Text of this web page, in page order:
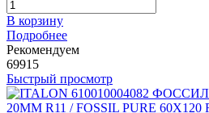
В корзину
Подробнее
Рекомендуем
69915
Быстрый просмотр